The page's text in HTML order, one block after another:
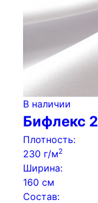
В наличии
Бифлекс
Плотность:
230 г/м2
Ширина:
160 см
Состав: